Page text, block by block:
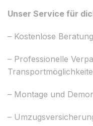
Unser Service für
– Kostenlose
– Professionelle
– Montage und
–